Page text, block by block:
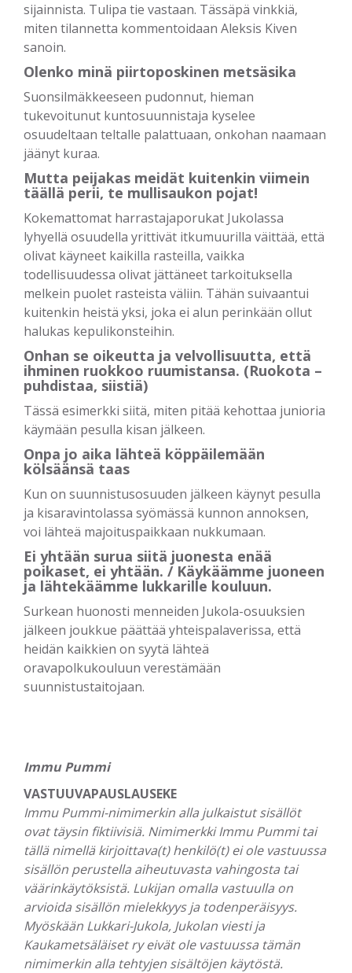
sijainnista. Tulipa tie vastaan. Tässäpä vinkkiä,
miten tilannetta kommentoidaan Aleksis Kiven
sanoin.
Olenko minä piirtoposkinen metsäsika
Suonsilmäkkeeseen pudonnut, hieman
tukevoitunut kuntosuunnistaja kyselee
osuudeltaan teltalle palattuaan, onkohan naamaan
jäänyt kuraa.
Mutta peijakas meidät kuitenkin viimein
täällä perii, te mullisaukon pojat!
Kokemattomat harrastajaporukat Jukolassa
lyhyellä osuudella yrittivät itkumuurilla väittää, että
olivat käyneet kaikilla rasteilla, vaikka
todellisuudessa olivat jättäneet tarkoituksella
melkein puolet rasteista väliin. Tähän suivaantui
kuitenkin heistä yksi, joka ei alun perinkään ollut
halukas kepulikonsteihin.
Onhan se oikeutta ja velvollisuutta, että
ihminen ruokkoo ruumistansa. (Ruokota –
puhdistaa, siistiä)
Tässä esimerkki siitä, miten pitää kehottaa junioria
käymään pesulla kisan jälkeen.
Onpa jo aika lähteä köppäilemään
kölsäänsä taas
Kun on suunnistusosuuden jälkeen käynyt pesulla
ja kisaravintolassa syömässä kunnon annoksen,
voi lähteä majoituspaikkaan nukkumaan.
Ei yhtään surua siitä juonesta enää
poikaset, ei yhtään. / Käykäämme juoneen
ja lähtekäämme lukkarille kouluun.
Surkean huonosti menneiden Jukola-osuuksien
jälkeen joukkue päättää yhteispalaverissa, että
heidän kaikkien on syytä lähteä
oravapolkukouluun verestämään
suunnistustaitojaan.
Immu Pummi
VASTUUVAPAUSLAUSEKE
Immu Pummi-nimimerkin alla julkaistut sisällöt
ovat täysin fiktiivisiä. Nimimerkki Immu Pummi tai
tällä nimellä kirjoittava(t) henkilö(t) ei ole vastuussa
sisällön perustella aiheutuvasta vahingosta tai
väärinkäytöksistä. Lukijan omalla vastuulla on
arvioida sisällön mielekkyys ja todenperäisyys.
Myöskään Lukkari-Jukola, Jukolan viesti ja
Kaukametsäläiset ry eivät ole vastuussa tämän
nimimerkin alla tehtyjen sisältöjen käytöstä.